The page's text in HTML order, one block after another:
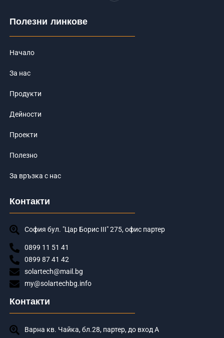
f
Полезни линкове
Начало
За нас
Продукти
Дейности
Проекти
Полезно
За връзка с нас
Контакти
София бул. "Цар Борис III" 275, офис партер
0899 11 51 41
0899 87 41 42
solartech@mail.bg
my@solartechbg.info
Контакти
Варна кв. Чайка, бл.28, партер, до вход А